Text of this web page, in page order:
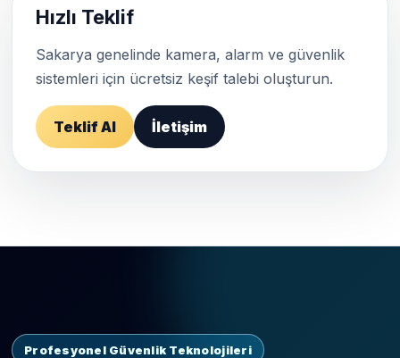
Hızlı Teklif
Sakarya genelinde kamera, alarm ve güvenlik
sistemleri için ücretsiz keşif talebi oluşturun.
Teklif Al İletişim
Profesyonel Güvenlik Teknolojileri